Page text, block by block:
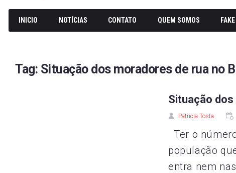
INICIO NOTÍCIAS CONTATO QUEM SOMOS
Tag: Situação dos moradores de rua no
Situação dos
Patricia Tosta
Ter o
população
entra nem